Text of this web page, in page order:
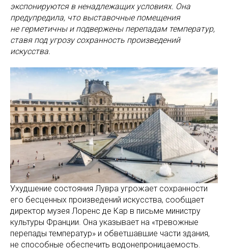
экспонируются в ненадлежащих условиях. Она
предупредила, что выставочные помещения
не герметичны и подвержены перепадам температур,
ставя под угрозу сохранность произведений
искусства.
Ухудшение состояния Лувра угрожает сохранности
его бесценных произведений искусства, сообщает
директор музея Лоренс де Кар в письме министру
культуры Франции. Она указывает на «тревожные
перепады температур» и обветшавшие части здания,
не способные обеспечить водонепроницаемость.